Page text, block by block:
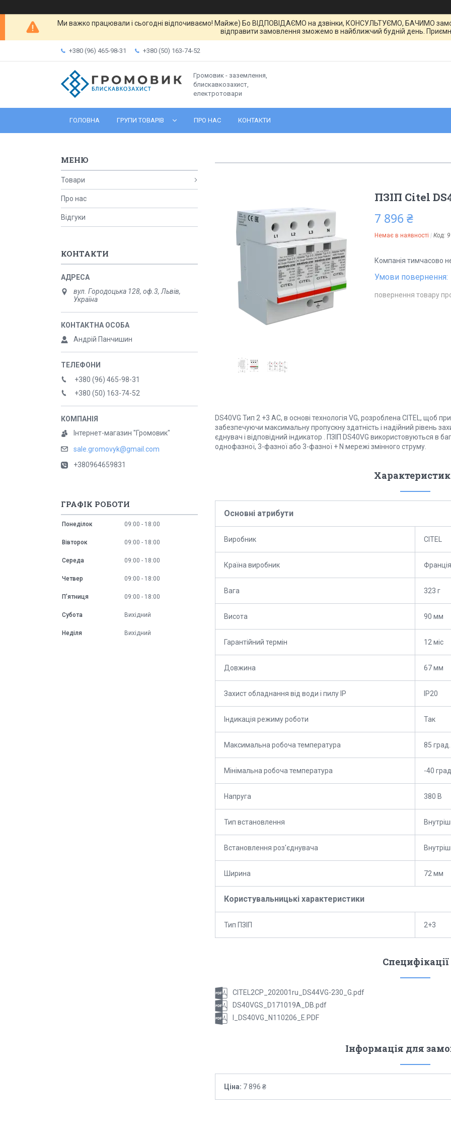
Ми важко працювали і сьогодні відпочиваємо! Майже) Бо ВІДПОВІДАЄМО на дзвінки, КОНСУЛЬТУЄМО, БАЧИМО
відправити замовлення зможемо в найближчий будній день.
+380 (96) 465-98-31 +380 (50) 163-74-52
Громовик - заземлення,
блискавкозахист,
електротовари
ГОЛОВНА ГРУПИ ТОВАРІВ ПРО НАС КОНТАКТИ
ПЗІП Citel
7 896 ₴
Немає в наявності Код:
Компанія тимчасово
повернення товару
DS40VG Тип 2 +3 AC, в основі технологія VG, розроблена CITEL, щоб
забезпечуючи максимальну пропускну здатність і надійний рівень
єднувач і відповідний індикатор . ПЗІП DS40VG використовуються в
однофазної, 3-фазної або 3-фазної + N мережі змінного струму.
Основні атрибути
Виробник CITEL
Країна виробник Франція
Вага 323 г
Висота 90 мм
Гарантійний термін 12 міс
Довжина 67 мм
Захист обладнання від води і пилу IP IP20
Індикація режиму роботи Так
Максимальна робоча температура 85 град.
Мінімальна робоча температура -40
Напруга 380 В
Тип встановлення
Встановлення роз'єднувача
Ширина 72 мм
Користувальницькі характеристики
Тип ПЗІП 2+3
Специфікації
CITEL2CP_202001ru_DS44VG-230_G.pdf
DS40VGS_D171019A_DB.pdf
I_DS40VG_N110206_E.PDF
Інформація для
Ціна: 7 896 ₴
Товари
Про нас
Відгуки
КОНТАКТИ
вул. Городоцька 128, оф.3, Львів,
Україна
Андрій Панчишин
+380 (96) 465-98-31
+380 (50) 163-74-52
Інтернет-магазин "Громовик"
sale.gromovyk@gmail.com
+380964659831
ГРАФІК РОБОТИ
Понеділок 09:00 18:00
Вівторок 09:00 18:00
Середа 09:00 18:00
Четвер 09:00 18:00
Пʼятниця 09:00 18:00
Субота Вихідний
Неділя Вихідний